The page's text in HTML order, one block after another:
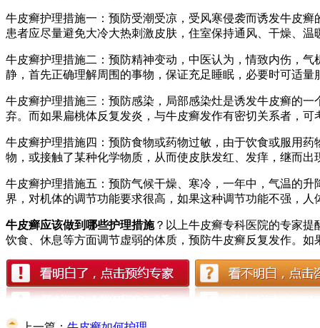
牛皮癣护理措施一：预防受潮受凉，受风寒侵袭而诱发牛皮
患者应尽量避免大冷大热刺激皮肤，住室保持通风、干燥、温
牛皮癣护理措施二：预防精神变动，中医认为，情致内伤，
静，首先正确理解周围的事物，保证充足睡眠，必要时可适量
牛皮癣护理措施三：预防感染，局部感染灶是诱发牛皮癣的
弃。而如果扁桃体反复发炎，与牛皮癣发作有密切关系者，
牛皮癣护理措施四：预防食物或药物过敏，由于饮食或服用
物，或接触了某种化学物质，从而使皮肤发红、发痒，继而
牛皮癣护理措施五：预防气候干燥、寒冷，一年中，气温的
界，对机体的调节功能要求很高，如果这种调节功能不强，
牛皮癣应该做到哪些护理措施？以上牛皮癣专科医院的专家提
饮食、休息等方面调节虚弱的体质，预防牛皮癣反复发作。如